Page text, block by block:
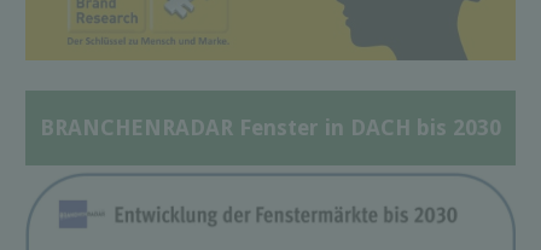
BRANCHENRADAR Fenster in DACH bis 2030